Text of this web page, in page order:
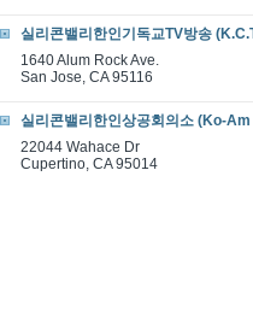
실리콘밸리한인기독교TV방송
1640 Alum Rock Ave.
San Jose, CA 95116
실리콘밸리한인상공회의소 (Ko-
22044 Wahace Dr
Cupertino, CA 95014